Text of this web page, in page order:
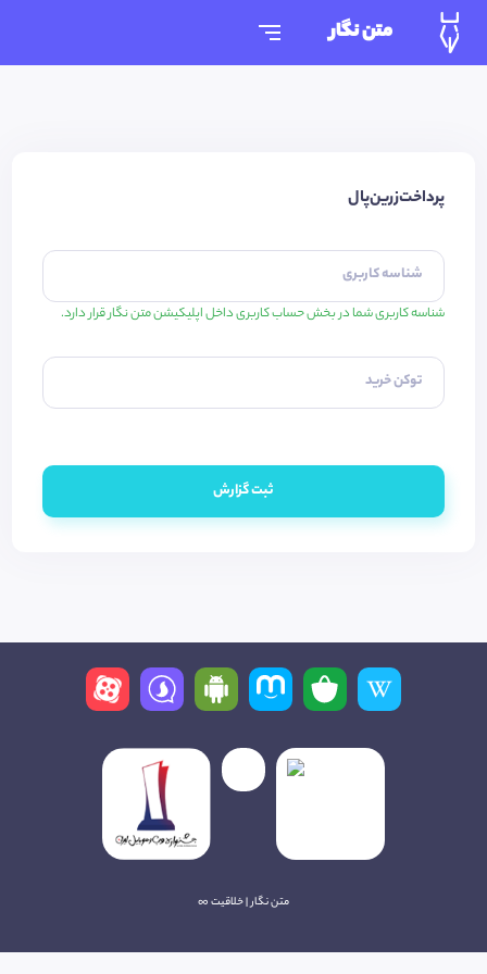
متن نگار
پرداخت‌زرین‌پال
شناسه کاربری
شناسه کاربری شما در بخش حساب کاربری داخل اپلیکیشن متن نگار قرار دارد.
توکن خرید
ثبت گزارش
متن نگار | خلاقیت ∞